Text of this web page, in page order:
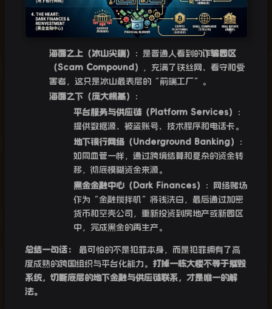
海面之上（冰山尖端） ：是普通人看到的诈骗园区
（Scam Compound）
，充满了铁丝网、看守和受
害者，这只是冰山最表层的“前端工厂”。
海面之下（庞大根基）
：
平台服务与供应链（Platform Services）
：
提供数据源、被盗账号、技术程序和电话卡。
地下银行网络（Underground Banking）
：
如同血管一样，通过跨境结算和复杂的资金转
移，彻底模糊资金来源。
黑金金融中心（Dark Finances）
：网络赌场
作为“金融搅拌机”将钱洗白，最后通过加密
货币和空壳公司，重新投资到房地产或新园区
中，完成黑金的再生产。
总结一句话：
最可怕的不是犯罪本身，而是犯罪拥有了高
度成熟的跨国组织与平台化能力。
打掉一栋大楼不等于摧毁
系统，切断底层的地下金融与供应链联系，才是唯一的解
法。